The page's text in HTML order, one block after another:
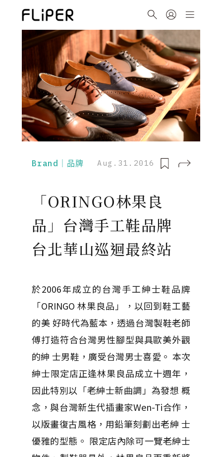
Brand｜品牌 Aug.31.2016
「ORINGO林果良
品」台灣手工鞋品牌
台北華山巡迴最終站
於2006年成立的台灣手工紳士鞋品牌
「ORINGO 林果良品」，以回到鞋工藝
的美 好時代為藍本，透過台灣製鞋老師
傅打造符合台灣男性腳型與具歐美外觀
的紳 士男鞋，廣受台灣男士喜愛。 本次
紳士限定店正逢林果良品成立十週年，
因此特別以「老紳士新曲調」為發想 概
念，與台灣新生代插畫家Wen-Ti合作，
以版畫復古風格，用鉛筆刻劃出老紳 士
優雅的型態。 限定店內除可一覽老紳士